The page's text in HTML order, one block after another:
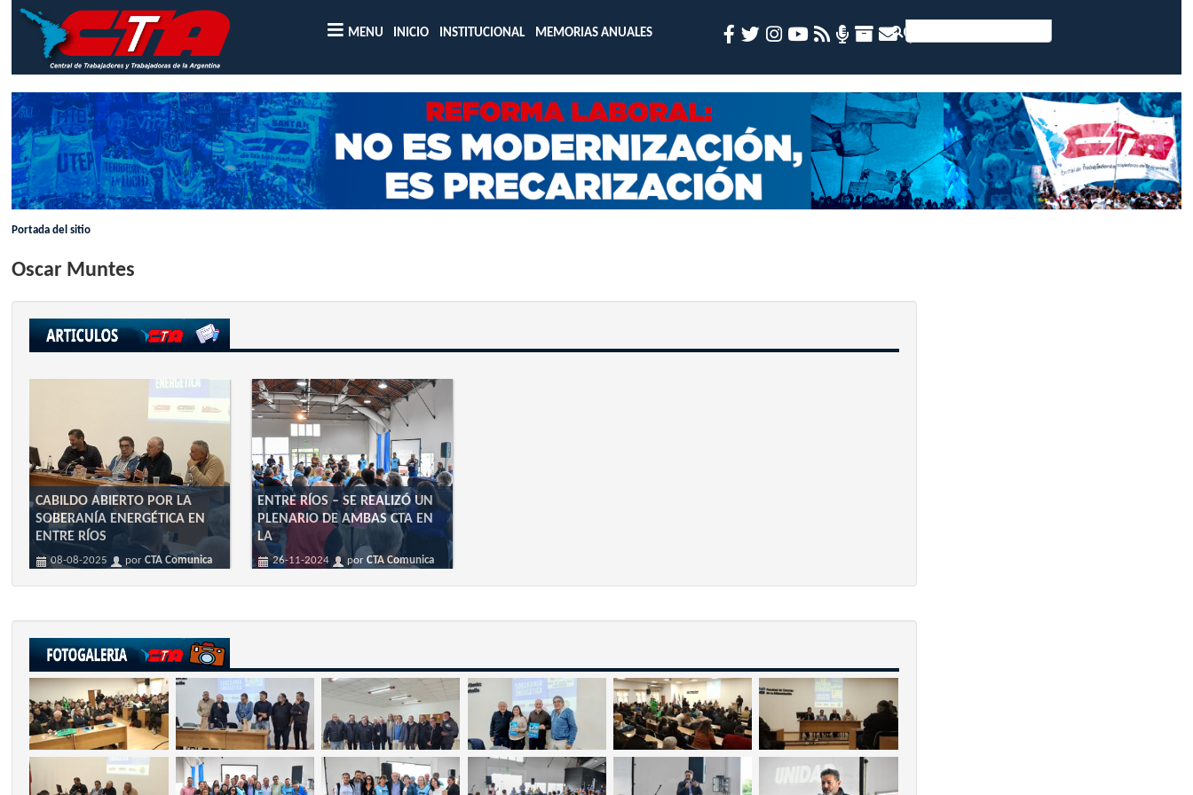
MENU INICIO INSTITUCIONAL MEMORIAS ANUALES
Portada del sitio
Oscar Muntes
CABILDO ABIERTO POR LA
SOBERANÍA ENERGÉTICA EN
ENTRE RÍOS
08-08-2025 porCTA Comunica
ENTRE RÍOS – SE REALIZÓ UN
PLENARIO DE AMBAS CTA EN
LA
26-11-2024 porCTA Comunica